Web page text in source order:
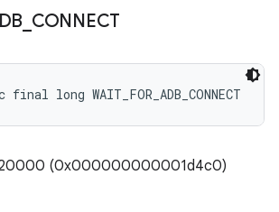
CONNECT
long WAIT_FOR_ADB_CONNECT
(0x000000000001d4c0)